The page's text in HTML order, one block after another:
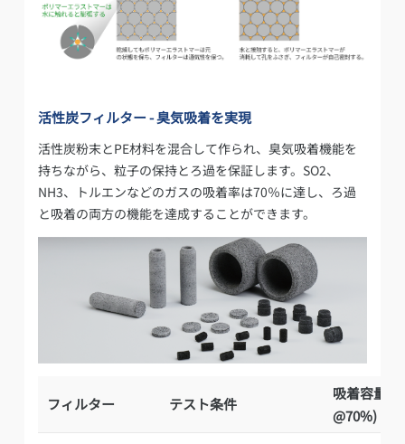
活性炭フィルター - 臭気吸着を実現
活性炭粉末とPE材料を混合して作られ、臭気吸着機能を
持ちながら、粒子の保持とろ過を保証します。SO2、
NH3、トルエンなどのガスの吸着率は70％に達し、ろ過
と吸着の両方の機能を達成することができます。
フィルター テスト条件
吸着容量
@70%)